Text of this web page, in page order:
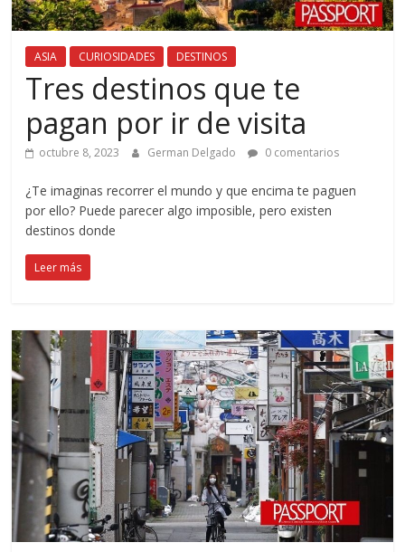
ASIA CURIOSIDADES DESTINOS
Tres destinos que te
pagan por ir de visita
octubre 8, 2023 German Delgado 0 comentarios
¿Te imaginas recorrer el mundo y que encima te paguen
por ello? Puede parecer algo imposible, pero existen
destinos donde
Leer más